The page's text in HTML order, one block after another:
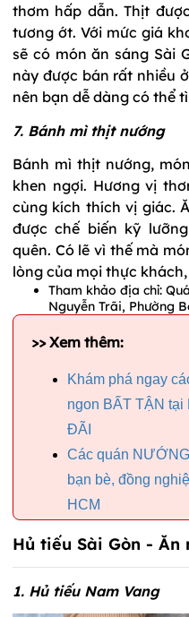
thơm hấp dẫn. Thịt
tương ớt. Với mức giá
sẽ có món ăn sáng Sài
này được bán rất nhiều
nên bạn dễ dàng có thể
7. Bánh mì thịt nướng
Bánh mì thịt nướng,
khen ngợi. Hương vị
cùng kích thích vị giác.
được chế biến kỹ
quên. Có lẽ vì thế mà
lòng của mọi thực
Tham khảo địa chỉ:
Nguyễn Trãi, Phường
>> Xem thêm:
Khám phá ngay
ngon BẤT TẬN
ĐÃI
Các quán
bạn bè, đồng
HCM
Hủ tiếu Sài Gòn - Ăn
1. Hủ tiếu Nam Vang